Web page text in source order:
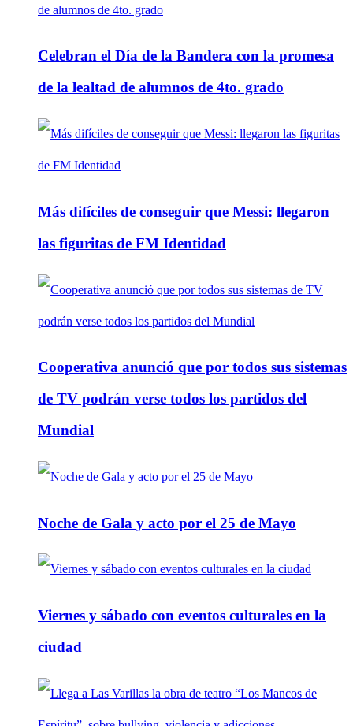
Celebran el Día de la Bandera con la promesa
de la lealtad de alumnos de 4to. grado
Más difíciles de conseguir que Messi: llegaron
las figuritas de FM Identidad
Cooperativa anunció que por todos sus sistemas
de TV podrán verse todos los partidos del
Mundial
Noche de Gala y acto por el 25 de Mayo
Viernes y sábado con eventos culturales en la
ciudad